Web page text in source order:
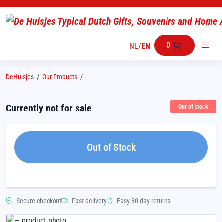
NL/EN 0
DeHuisjes / Our Products /
Currently not for sale Out of stock
Out of Stock
Secure checkout Fast delivery Easy 30-day returns